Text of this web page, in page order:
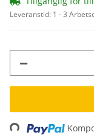
Leveranstid: 1 - 3